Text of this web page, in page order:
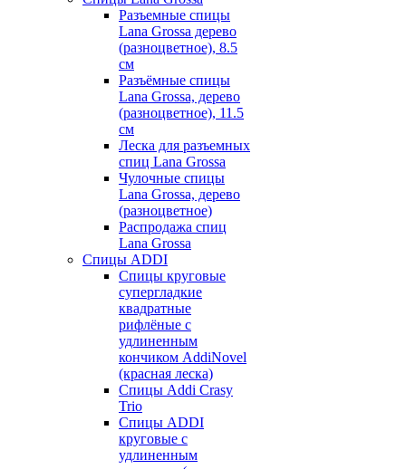
Разъемные спицы
Lana Grossa дерево
(разноцветное), 8.5
см
Разъёмные спицы
Lana Grossa, дерево
(разноцветное), 11.5
см
Леска для разъемных
спиц Lana Grossa
Чулочные спицы
Lana Grossa, дерево
(разноцветное)
Распродажа спиц
Lana Grossa
Спицы ADDI
Спицы круговые
супергладкие
квадратные
рифлёные с
удлиненным
кончиком AddiNovel
(красная леска)
Спицы Addi Crasy
Trio
Спицы ADDI
круговые с
удлиненным